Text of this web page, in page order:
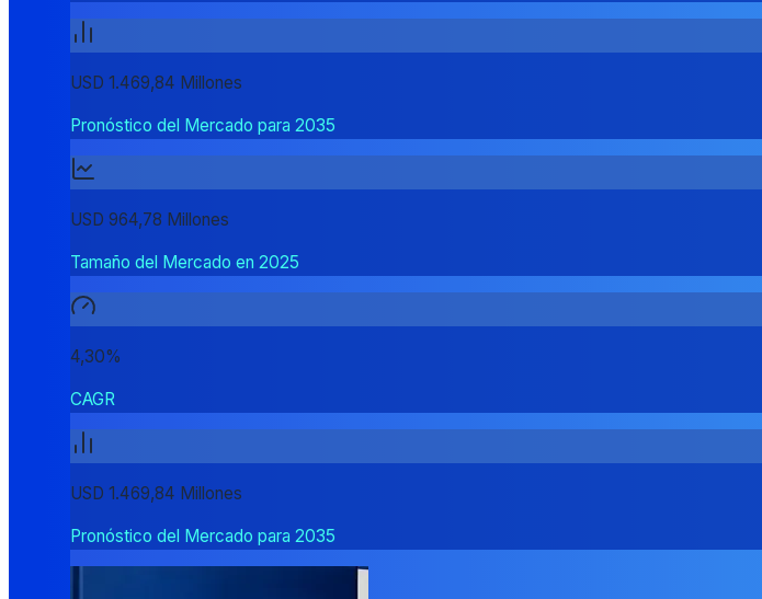
USD 1.469,84 Millones
Pronóstico del Mercado para 2035
USD 964,78 Millones
Tamaño del Mercado en 2025
4,30%
CAGR
USD 1.469,84 Millones
Pronóstico del Mercado para 2035